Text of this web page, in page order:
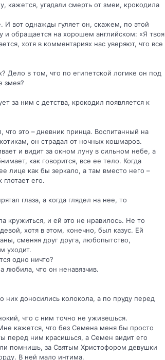
кажется, угадали смерть от змеи, крокодила
вот однажды гуляет он, скажем, по этой
и обращается на хорошем английском: «Я твоя
хотя в комментариях нас уверяют, что все
Дело в том, что по египетской логике он под
змея?
за ним с детства, крокодил появляется к
что это – дневник принца. Воспитанный на
он страдал от ночных кошмаров.
и видит за окном луну в сильном небе, а
как говорится, все ее тело. Когда
лице как бы зеркало, а там вместо него –
его.
глаза, а когда глядел на нее, то
кружиться, и ей это не нравилось. Не то
хотя в этом, конечно, был казус. Ей
сменяя друг друга, любопытство,
уходит.
одно ничто?
что он ненавязчив.
них доносились колокола, а по пруду перед
что с ним точно не уживешься.
кажется, что без Семена меня бы просто
перед ним красишься, а Семен видит его
помнишь, за Святым Христофором девушки
В ней мало интима.